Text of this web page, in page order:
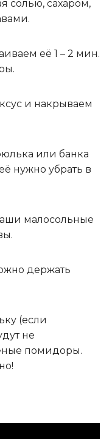
солью, сахаром,
её 1 – 2 мин.
и накрываем
или банка
нужно убрать в
малосольные
держать
(если
не
помидоры.